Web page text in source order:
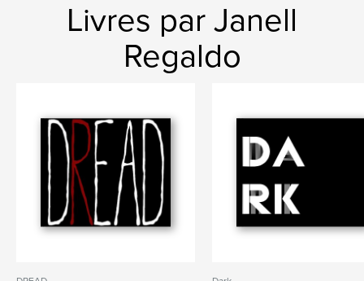
Livres par Janell
Regaldo